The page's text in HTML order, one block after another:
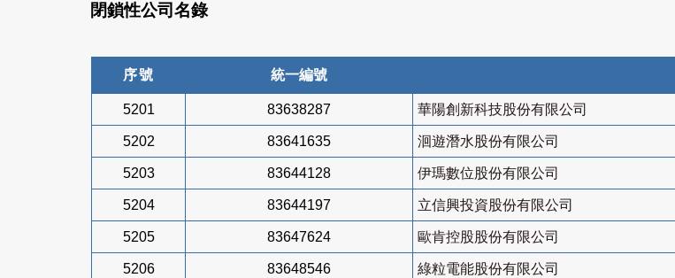
閉鎖性公司名錄
序號 統一編號
5201 83638287 華陽創新科技股份有限公司
5202 83641635 洄遊潛水股份有限公司
5203 83644128 伊瑪數位股份有限公司
5204 83644197 立信興投資股份有限公司
5205 83647624 歐肯控股股份有限公司
5206 83648546 綠粒電能股份有限公司